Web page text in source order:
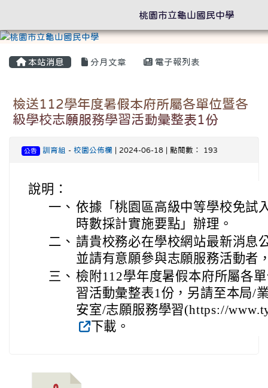
本站消息 分月文章 電子報列表
檢送112學年度暑假本府所屬各單位暨各
級學校志願服務學習活動彙整表1份
公告 訓育組 - 校園公佈欄 | 2024-06-18 | 點閱數： 193
說明：
一、 依據「桃園區高級中等學校免試
時數採計實施要點」辦理。
二、 請貴校務必在學校網站最新消息
並請有意願參與志願服務活動者
三、 檢附112學年度暑假本府所屬各
習活動彙整表1份，另請至本局/
安室/志願服務學習(https://
下載。
桃園市立龜山國民中學